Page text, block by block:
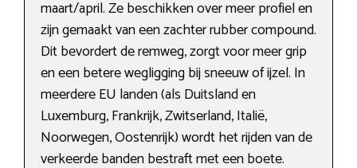
maart/april. Ze beschikken over meer profiel en
zijn gemaakt van een zachter rubber compound.
Dit bevordert de remweg, zorgt voor meer grip
en een betere wegligging bij sneeuw of ijzel. In
meerdere EU landen (als Duitsland en
Luxemburg, Frankrijk, Zwitserland, Italië,
Noorwegen, Oostenrijk) wordt het rijden van de
verkeerde banden bestraft met een boete.